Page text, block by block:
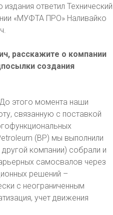
ответил Технический
«МУФТА ПРО» Наливайко
расскажите о компании
создания
этого момента наши
связанную с поставкой
(BP) мы выполнили
компании) собрали и
самосвалов через
решений –
с неограниченным
учет движения